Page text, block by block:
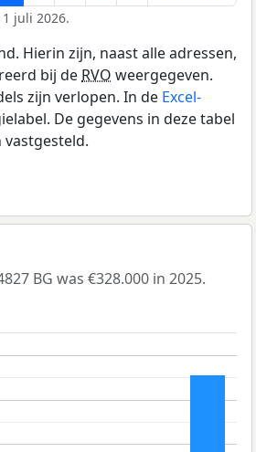
juli 2026.
Hierin zijn, naast alle adressen,
bij de RVO weergegeven.
zijn verlopen. In de Excel-
De gegevens in deze tabel
BG was €328.000 in 2025.